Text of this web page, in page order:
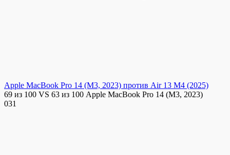
Apple MacBook Pro 14 (M3, 2023) против Air 13 M4 (2025)
69 из 100 VS 63 из 100 Apple MacBook Pro 14 (M3, 2023)
031